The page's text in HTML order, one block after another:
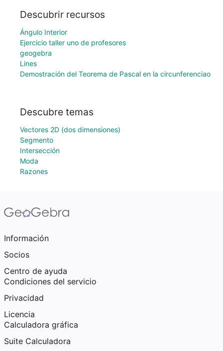
Descubrir recursos
Ángulo Interior
Ejercicio taller uno de profesores
geogebra
Lines
Demostración del Teorema de Pascal en la circunferenciao
Descubre temas
Vectores 2D (dos dimensiones)
Segmento
Intersección
Moda
Razones
Información
Socios
Centro de ayuda
Condiciones del servicio
Privacidad
Licencia
Calculadora gráfica
Suite Calculadora